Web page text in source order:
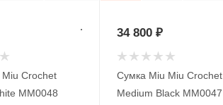
Crochet
MM0048
Сумка Miu Miu Crochet
Medium Black MM0047
34 800 ₽